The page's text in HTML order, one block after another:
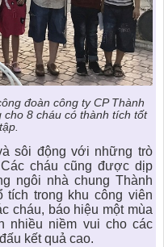
đoàn công ty CP Thành
8 cháu có thành tích tốt
sôi động với những trò
cháu cũng được dịp
ngôi nhà chung Thành
trong khu công viên
cháu, báo hiệu một mùa
nhiều niềm vui cho các
kết quả cao.